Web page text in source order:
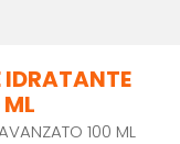
IDRATANTE
100 ML